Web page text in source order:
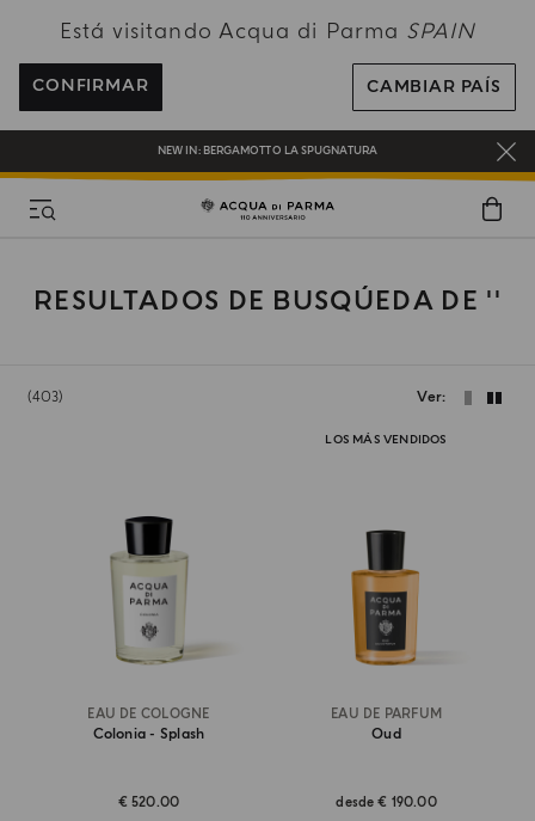
Está visitando Acqua di Parma SPAIN
CONFIRMAR CAMBIAR PAÍS
ENVÍO GRATUITO EN PEDIDOS SUPERIORES A 120€
REGÍSTRATE Y DISFRUTA DE UN MUNDO DE BENEFICIOS
REGALO EN TODOS LOS PEDIDOS SUPERIORES A 180€
NEW IN: BERGAMOTTO LA SPUGNATURA
RESULTADOS DE BUSQÚEDA DE ''
403 Ver
EAU DE COLOGNE
Colonia - Splash
€ 520.00
LOS MÁS VENDIDOS
EAU DE PARFUM
Oud
desde€ 190.00